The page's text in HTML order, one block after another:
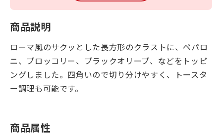
商品説明
ローマ風のサクッとした長方形のクラストに、ペパロ
ニ、ブロッコリー、ブラックオリーブ、などをトッピ
ングしました。四角いので切り分けやすく、トースタ
ー調理も可能です。
商品属性